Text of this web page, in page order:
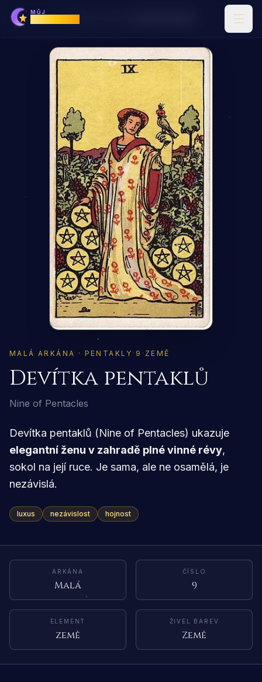
MŮJ
MALÁ ARKÁNA · PENTAKLY · 9 · ZEMĚ
Devítka pentaklů
Nine of Pentacles
Devítka pentaklů (Nine of Pentacles) ukazuje
elegantní ženu v zahradě plné vinné révy,
sokol na její ruce. Je sama, ale ne osamělá, je
nezávislá.
luxus nezávislost hojnost
ARKÁNA
Malá
ČÍSLO
9
ELEMENT
země
ŽIVEL BAREV
Země